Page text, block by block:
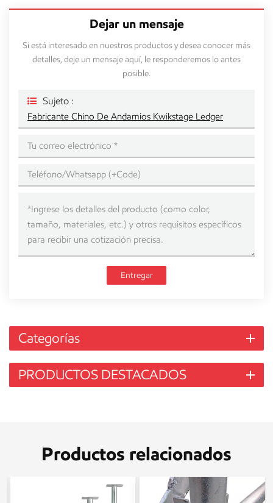
Dejar un mensaje
Si está interesado en nuestros productos y desea conocer más
detalles, deje un mensaje aquí, le responderemos lo antes
posible.
Sujeto :
Fabricante Chino De Andamios Kwikstage Ledger
Entregar
Categorías
PRODUCTOS DESTACADOS
Productos relacionados